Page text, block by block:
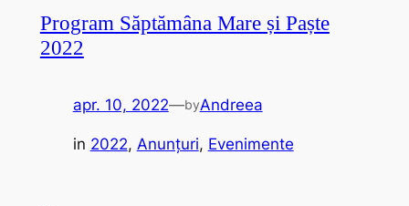
Program Săptămâna Mare și Paște
2022
apr. 10, 2022—byAndreea
in 2022, Anunțuri, Evenimente